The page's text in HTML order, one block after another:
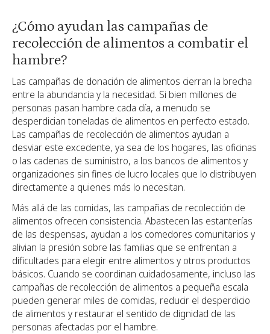
¿Cómo ayudan las campañas de
recolección de alimentos a combatir el
hambre?
Las campañas de donación de alimentos cierran la brecha
entre la abundancia y la necesidad. Si bien millones de
personas pasan hambre cada día, a menudo se
desperdician toneladas de alimentos en perfecto estado.
Las campañas de recolección de alimentos ayudan a
desviar este excedente, ya sea de los hogares, las oficinas
o las cadenas de suministro, a los bancos de alimentos y
organizaciones sin fines de lucro locales que lo distribuyen
directamente a quienes más lo necesitan.
Más allá de las comidas, las campañas de recolección de
alimentos ofrecen consistencia. Abastecen las estanterías
de las despensas, ayudan a los comedores comunitarios y
alivian la presión sobre las familias que se enfrentan a
dificultades para elegir entre alimentos y otros productos
básicos. Cuando se coordinan cuidadosamente, incluso las
campañas de recolección de alimentos a pequeña escala
pueden generar miles de comidas, reducir el desperdicio
de alimentos y restaurar el sentido de dignidad de las
personas afectadas por el hambre.